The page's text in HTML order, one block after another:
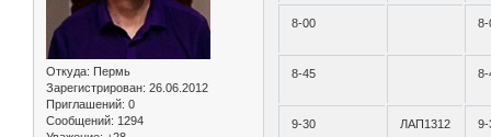
Откуда: Пермь
Зарегистрирован: 26.06.2012
Приглашений: 0
Сообщений: 1294
8-00 8-
8-45 8-
9-30 ЛАП1312 9-